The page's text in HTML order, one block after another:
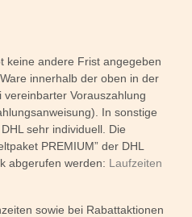
keine andere Frist angegeben
innerhalb der oben in der
Vorauszahlung
In sonstige
sehr individuell. Die
PREMIUM” der DHL
abgerufen werden: Laufzeiten
sowie bei Rabattaktionen